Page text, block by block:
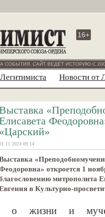
16+
СОБЫТИЯ. САЙТ ВЕДЁТ ИСТОРИЮ С
Новости от
«Царский»
09:14
откроется 1
митрополита
в Культурно-
о жизни и